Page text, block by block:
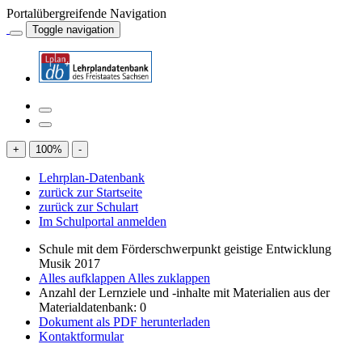
Portalübergreifende Navigation
Toggle navigation
+ 100% -
Lehrplan-Datenbank
zurück zur Startseite
zurück zur Schulart
Im Schulportal anmelden
Schule mit dem Förderschwerpunkt geistige Entwicklung
Musik 2017
Alles aufklappen Alles zuklappen
Anzahl der Lernziele und -inhalte mit Materialien aus der
Materialdatenbank: 0
Dokument als PDF herunterladen
Kontaktformular